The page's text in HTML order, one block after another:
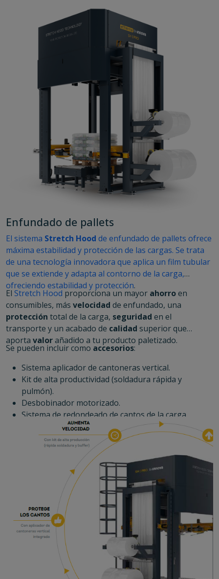
Enfundado de pallets
El sistema Stretch Hood de enfundado de pallets ofrece
máxima estabilidad y protección de las cargas. Se trata
de una tecnología innovadora que aplica un film tubular
que se extiende y adapta al contorno de la carga,
ofreciendo estabilidad y protección.
El Stretch Hood proporciona un mayor ahorroen
consumibles, más velocidad de enfundado, una
protección total de la carga, seguridad en el
transporte y un acabado de calidad superior que
aporta valorañadido a tu producto paletizado.
Se pueden incluir como accesorios:
Sistema aplicador de cantoneras vertical.
Kit de alta productividad (soldadura rápida y
pulmón).
Desbobinador motorizado.
Sistema de redondeado de cantos de la carga.